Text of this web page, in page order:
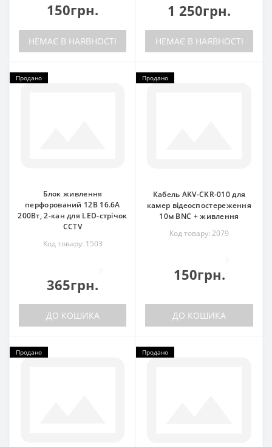
150грн.
НЕМАЄ В НАЯВНОСТІ
1 250грн.
НЕМАЄ В НАЯВНОСТІ
Продано
Блок живлення
перфорований 12В 16.6А
200Вт, 2-кан для LED-стрічок
CCTV
Код товару: 1503
365грн.
ДО КОШИКА
Продано
Кабель AKV-CKR-010 для
камер відеоспостереження
10м BNC + живлення
Код товару: 2079
150грн.
ДО КОШИКА
Продано Продано